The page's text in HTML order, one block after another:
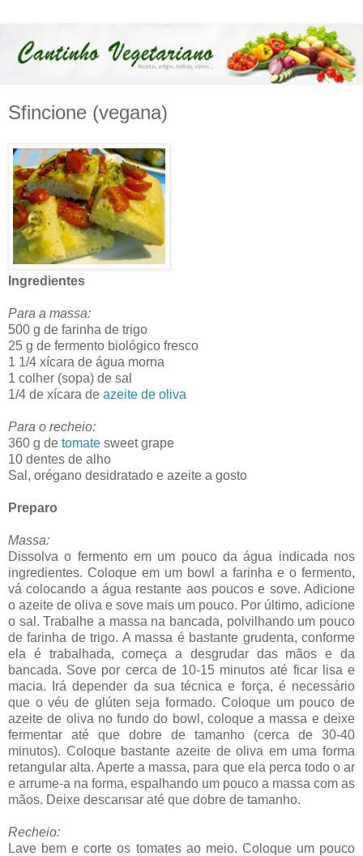
Sfincione (vegana)
Ingredientes
Para a massa:
500 g de farinha de trigo
25 g de fermento biológico fresco
1 1/4 xícara de água morna
1 colher (sopa) de sal
1/4 de xícara de azeite de oliva
Para o recheio:
360 g de tomate sweet grape
10 dentes de alho
Sal, orégano desidratado e azeite a gosto
Preparo
Massa:
Dissolva o fermento em um pouco da água indicada nos
ingredientes. Coloque em um bowl a farinha e o fermento,
vá colocando a água restante aos poucos e sove. Adicione
o azeite de oliva e sove mais um pouco. Por último, adicione
o sal. Trabalhe a massa na bancada, polvilhando um pouco
de farinha de trigo. A massa é bastante grudenta, conforme
ela é trabalhada, começa a desgrudar das mãos e da
bancada. Sove por cerca de 10-15 minutos até ficar lisa e
macia. Irá depender da sua técnica e força, é necessário
que o véu de glúten seja formado. Coloque um pouco de
azeite de oliva no fundo do bowl, coloque a massa e deixe
fermentar até que dobre de tamanho (cerca de 30-40
minutos). Coloque bastante azeite de oliva em uma forma
retangular alta. Aperte a massa, para que ela perca todo o ar
e arrume-a na forma, espalhando um pouco a massa com as
mãos. Deixe descansar até que dobre de tamanho.
Recheio:
Lave bem e corte os tomates ao meio. Coloque um pouco